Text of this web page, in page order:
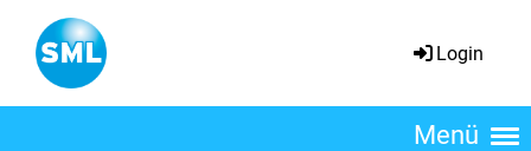
Login
Menü